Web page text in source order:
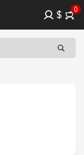
$ 0